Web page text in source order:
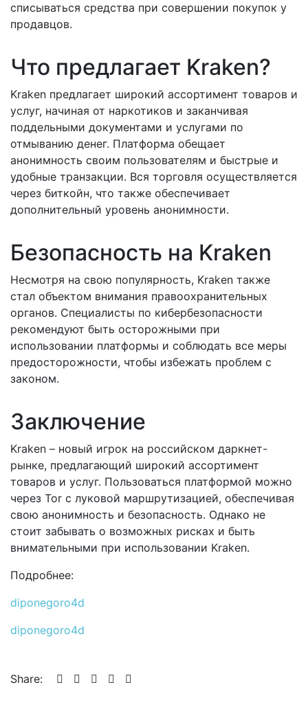
списываться средства при совершении покупок у
продавцов.
Что предлагает Kraken?
Kraken предлагает широкий ассортимент товаров и
услуг, начиная от наркотиков и заканчивая
поддельными документами и услугами по
отмыванию денег. Платформа обещает
анонимность своим пользователям и быстрые и
удобные транзакции. Вся торговля осуществляется
через биткойн, что также обеспечивает
дополнительный уровень анонимности.
Безопасность на Kraken
Несмотря на свою популярность, Kraken также
стал объектом внимания правоохранительных
органов. Специалисты по кибербезопасности
рекомендуют быть осторожными при
использовании платформы и соблюдать все меры
предосторожности, чтобы избежать проблем с
законом.
Заключение
Kraken – новый игрок на российском даркнет-
рынке, предлагающий широкий ассортимент
товаров и услуг. Пользоваться платформой можно
через Tor с луковой маршрутизацией, обеспечивая
свою анонимность и безопасность. Однако не
стоит забывать о возможных рисках и быть
внимательными при использовании Kraken.
Подробнее:
diponegoro4d
diponegoro4d
Share: